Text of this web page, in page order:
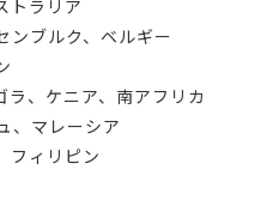
トラリア
ンブルク、ベルギー
ラ、ケニア、南アフリカ
、マレーシア
フィリピン